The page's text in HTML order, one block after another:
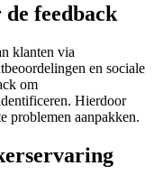
de feedback
klanten via
en sociale
om
Hierdoor
problemen aanpakken.